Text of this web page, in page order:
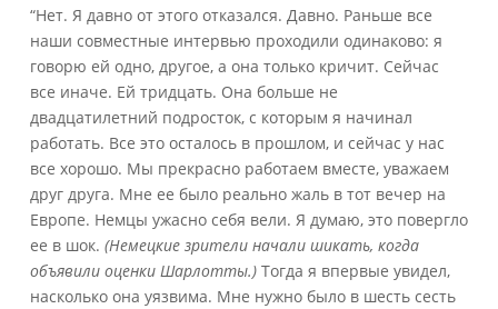
“Нет. Я давно от этого отказался. Давно. Раньше все
наши совместные интервью проходили одинаково: я
говорю ей одно, другое, а она только кричит. Сейчас
все иначе. Ей тридцать. Она больше не
двадцатилетний подросток, с которым я начинал
работать. Все это осталось в прошлом, и сейчас у нас
все хорошо. Мы прекрасно работаем вместе, уважаем
друг друга. Мне ее было реально жаль в тот вечер на
Европе. Немцы ужасно себя вели. Я думаю, это повергло
ее в шок. (Немецкие зрители начали шикать, когда
объявили оценки Шарлотты.)Тогда я впервые увидел,
насколько она уязвима. Мне нужно было в шесть сесть